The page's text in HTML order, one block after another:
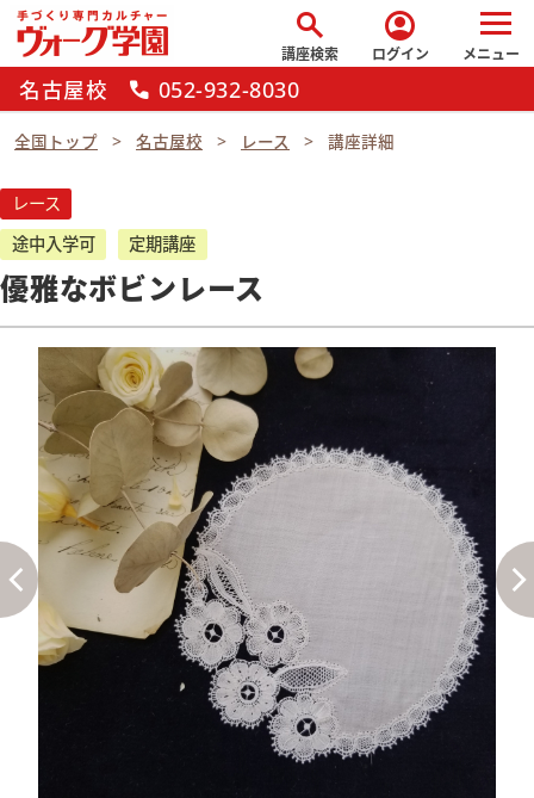
search
講座検索
account_circle
ログイン メニュー
名古屋校 call 052-932-8030
全国トップ 名古屋校 レース 講座詳細
レース
途中入学可
定期講座
優雅なボビンレース